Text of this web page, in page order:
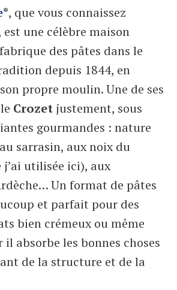
*, que vous connaissez
une célèbre maison
des pâtes dans le
depuis 1844, en
propre moulin. Une de ses
Crozet justement, sous
gourmandes : nature
sarrasin, aux noix du
utilisée ici), aux
Un format de pâtes
et parfait pour des
bien crémeux ou même
il absorbe les bonnes choses
de la structure et de la